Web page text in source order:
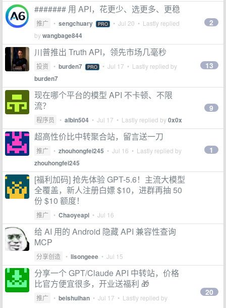
####### 用 API，花更少、选更多、更稳
推广 • sengchuary PRO • Jul 20 • Lastly replied
bywangbage844
2
川普推出 Truth API，领先市场几毫秒
投资 • burden7 PRO • Jul 17 • Lastly replied by
burden7
13
现在哪个平台的模型 API 不卡顿、不限
流？
程序员 • albin504 • Jul 17 • Lastly replied by0x0x
9
超高性价比中转聚合站，留言送一刀
推广 • zhouhongfei245 • Jul 16 • Lastly replied by
zhouhongfei245
1
[福利加码] 抢先体验 GPT-5.6！主流大模型
全覆盖，新人注册白嫖 $10，进群再抽 50
份 $10 额度！
推广 • Chaoyeapi • Jul 16
给 AI 用的 Android 隐藏 API 兼容性查询
MCP
分享创造 • lisongeee • Jul 15
分享一个 GPT/Claude API 中转站，价格
比官方便宜很多，开业送福利 🎁
推广 • beishuihan • Jul 17 • Lastly replied by
20